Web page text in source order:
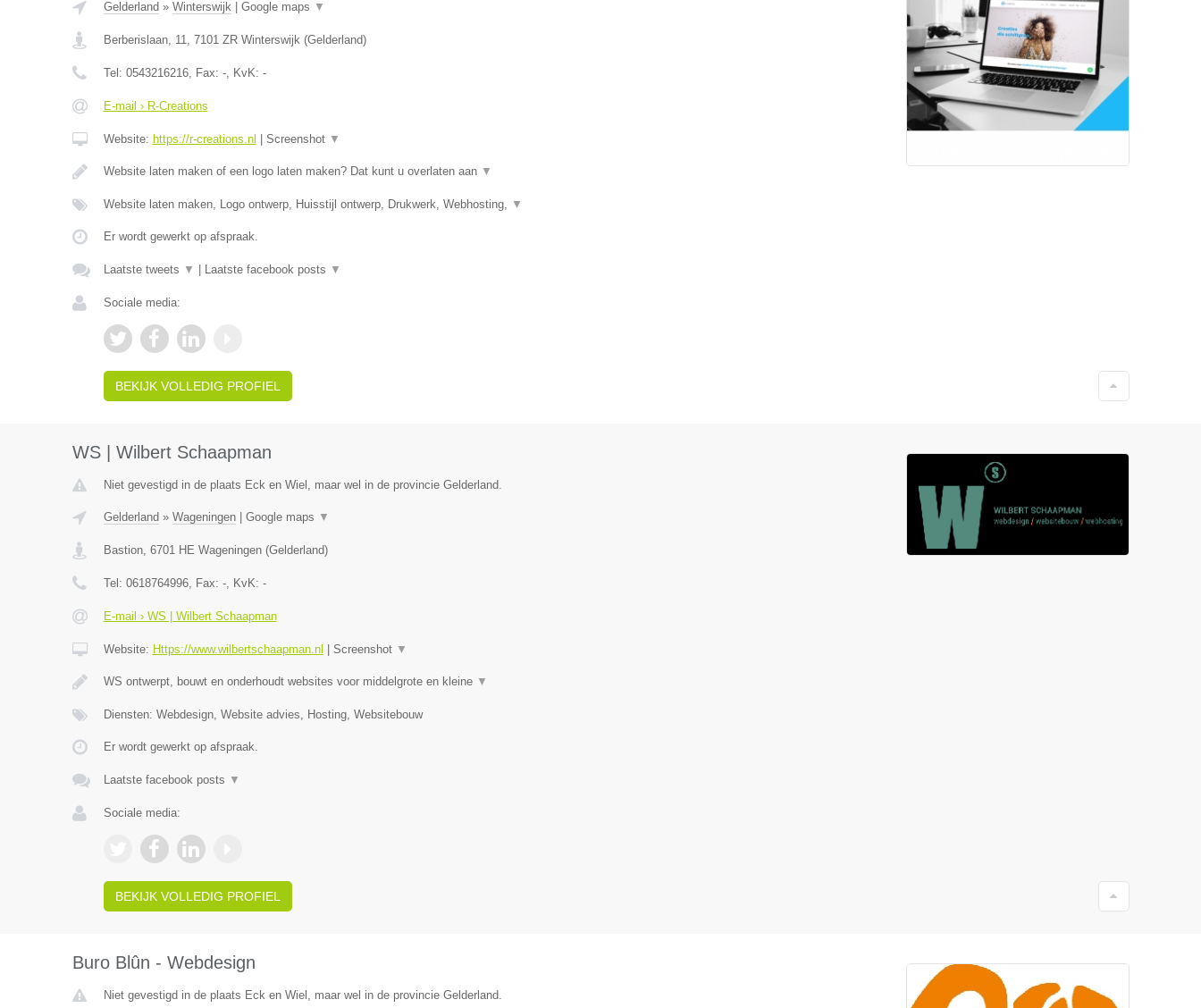
Gelderland » Winterswijk| Google maps ▼
Berberislaan, 11, 7101 ZR Winterswijk(Gelderland)
Tel: 0543216216, Fax: -, KvK: -
E-mail › R-Creations
Website: https://r-creations.nl Screenshot ▼
Website laten maken of een logo laten maken? Dat kunt u overlaten aan ▼
Website laten maken, Logo ontwerp, Huisstijl ontwerp, Drukwerk, Webhosting, ▼
Er wordt gewerkt op afspraak.
Laatste tweets ▼ Laatste facebook posts ▼
Sociale media:
BEKIJK VOLLEDIG PROFIEL
WS | Wilbert Schaapman
Niet gevestigd in de plaats Eck en Wiel, maar wel in de provincie Gelderland.
Gelderland » Wageningen| Google maps ▼
Bastion, 6701 HE Wageningen(Gelderland)
Tel: 0618764996, Fax: -, KvK: -
E-mail › WS | Wilbert Schaapman
Website: Https://www.wilbertschaapman.nl Screenshot ▼
WS ontwerpt, bouwt en onderhoudt websites voor middelgrote en kleine ▼
Diensten: Webdesign, Website advies, Hosting, Websitebouw
Er wordt gewerkt op afspraak.
Laatste facebook posts ▼
Sociale media:
BEKIJK VOLLEDIG PROFIEL
Buro Blûn - Webdesign
Niet gevestigd in de plaats Eck en Wiel, maar wel in de provincie Gelderland.